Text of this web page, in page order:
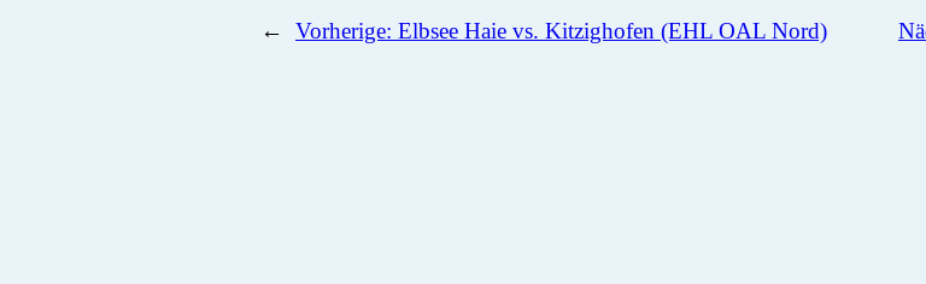
← Vorherige: Elbsee Haie vs. Kitzighofen (EHL OAL Nord)